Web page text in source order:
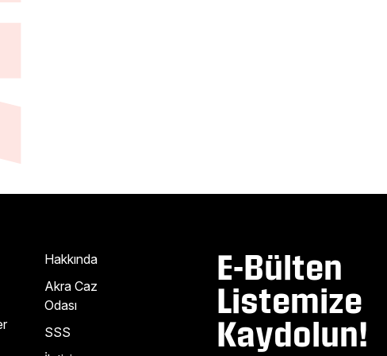
Hakkında
Akra Caz
Odası
SSS
E-Bülten
Listemize
Kaydolun!